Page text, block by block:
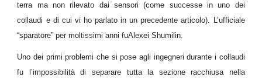
terra ma non rilevato dai sensori (come successe in uno dei
collaudi e di cui vi ho parlato in un precedente articolo). L’ufficiale
“sparatore” per moltissimi anni fuAlexei Shumilin.
Uno dei primi problemi che si pose agli ingegneri durante i collaudi
fu l’impossibilità di separare tutta la sezione racchiusa nella